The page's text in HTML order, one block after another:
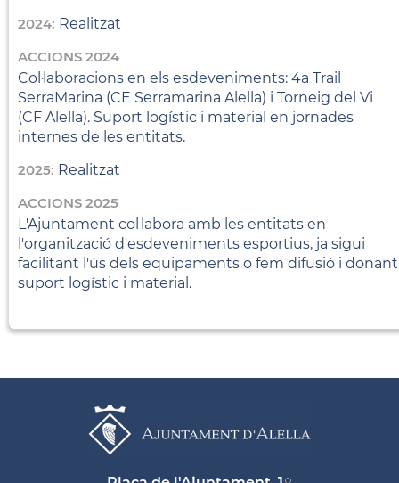
2024: Realitzat
ACCIONS 2024
Col·laboracions en els esdeveniments: 4a Trail
SerraMarina (CE Serramarina Alella) i Torneig del Vi
(CF Alella). Suport logístic i material en jornades
internes de les entitats.
2025: Realitzat
ACCIONS 2025
L'Ajuntament col·labora amb les entitats en
l'organització d'esdeveniments esportius, ja sigui
facilitant l'ús dels equipaments o fem difusió i donant
suport logístic i material.